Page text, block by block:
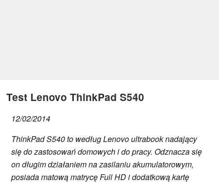
Test Lenovo ThinkPad S540
12/02/2014
ThinkPad S540 to według Lenovo ultrabook nadający
się do zastosowań domowych i do pracy. Odznacza się
on długim działaniem na zasilaniu akumulatorowym,
posiada matową matrycę Full HD i dodatkową kartę